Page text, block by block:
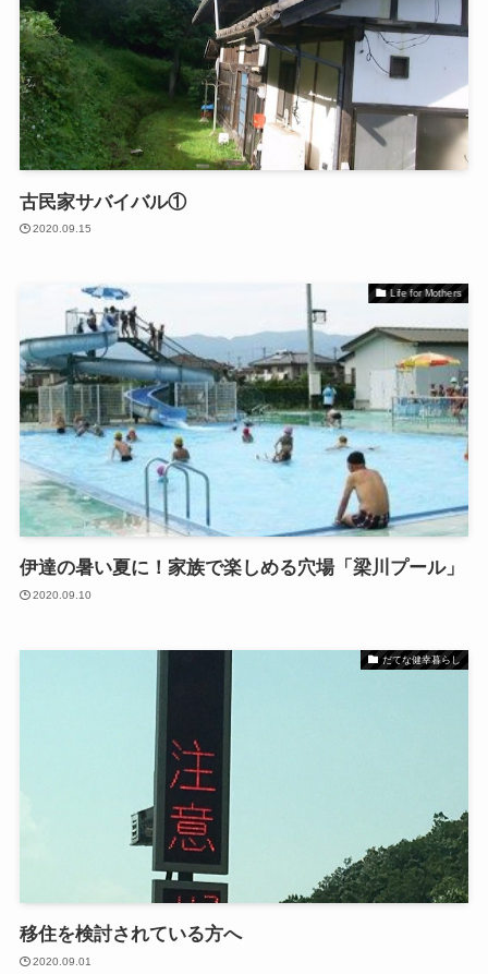
古民家サバイバル①
2020.09.15
Life for Mothers
伊達の暑い夏に！家族で楽しめる穴場「梁川プール」
2020.09.10
だてな健幸暮らし
移住を検討されている方へ
2020.09.01